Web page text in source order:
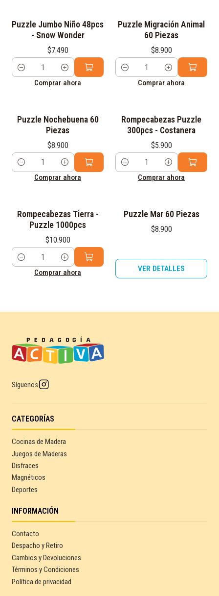
Puzzle Jumbo Niño 48pcs
- Snow Wonder
$7.490
Cantidad
Comprar ahora
Puzzle Migración Animal
60 Piezas
$8.900
Cantidad
Comprar ahora
Puzzle Nochebuena 60
Piezas
$8.900
Cantidad
Comprar ahora
Rompecabezas Puzzle
300pcs - Costanera
$5.900
Cantidad
Comprar ahora
Rompecabezas Tierra -
Puzzle 1000pcs
$10.900
Cantidad
Comprar ahora
Agotado
Puzzle Mar 60 Piezas
$8.900
VER DETALLES
Síguenos
CATEGORÍAS
Cocinas de Madera
Juegos de Maderas
Disfraces
Magnéticos
Deportes
INFORMACIÓN
Contacto
Despacho y Retiro
Cambios y Devoluciones
Términos y Condiciones
Política de privacidad